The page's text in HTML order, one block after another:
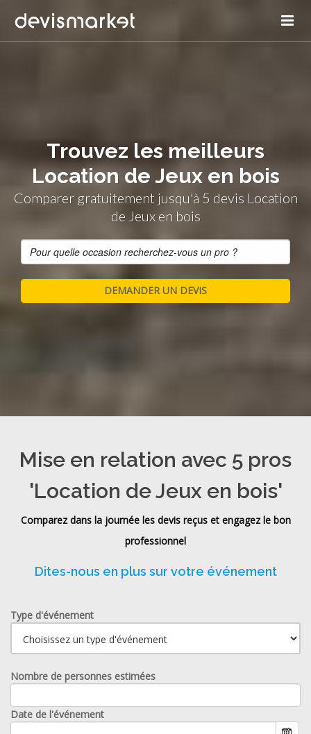
Trouvez les meilleurs
Location de Jeux en bois
Comparer gratuitement jusqu'à 5 devis Location
de Jeux en bois
Mise en relation avec 5 pros
'Location de Jeux en bois'
Comparez dans la journée les devis reçus et engagez le bon
professionnel
Dites-nous en plus sur votre événement
Type d'événement
Nombre de personnes estimées
Date de l'événement